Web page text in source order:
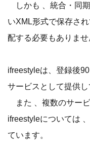
しかも 、統合・同
いXML形式で保存さ
配する必要もありませ
ifreestyleは、登録後
サービスとして提供し
また 、複数のサー
ifreestyleについては
ています。